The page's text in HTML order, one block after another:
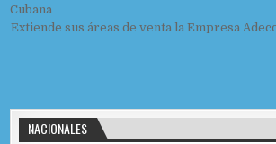
Cubana
Extiende sus áreas de venta la Empresa
NACIONALES